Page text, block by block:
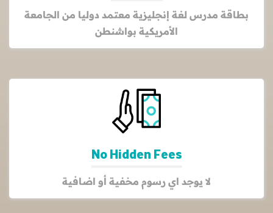
بطاقة مدرس لغة إنجليزية معتمد دوليا من الجامعة
الأمريكية بواشنطن
No Hidden Fees
لا يوجد اي رسوم مخفية أو اضافية